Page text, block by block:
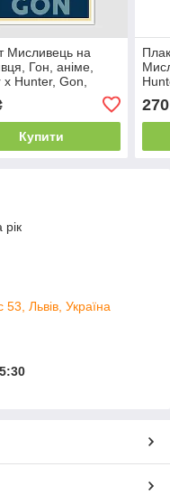
Мисливець на
Гон, аніме,
x Hunter, Gon,
Купити
270
рік
Львів, Україна